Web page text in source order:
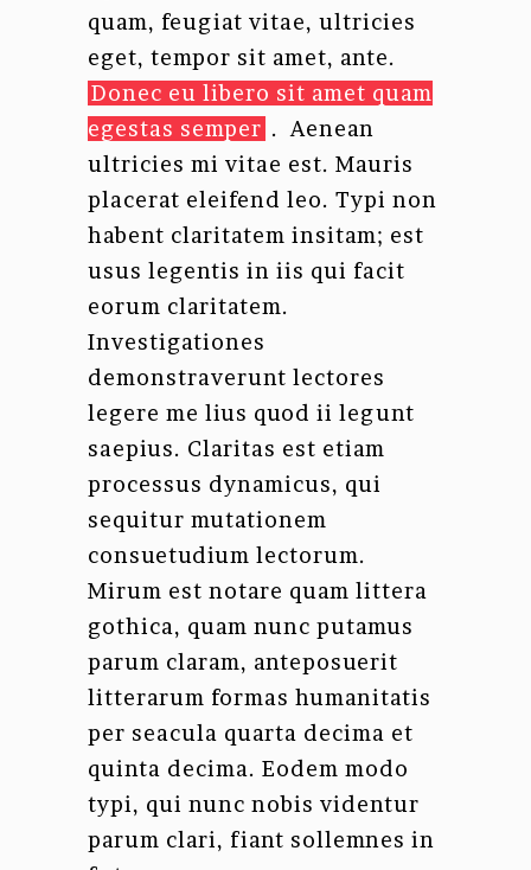
quam, feugiat vitae, ultricies
eget, tempor sit amet, ante.
Donec eu libero sit amet quam
egestas semper . Aenean
ultricies mi vitae est. Mauris
placerat eleifend leo. Typi non
habent claritatem insitam; est
usus legentis in iis qui facit
eorum claritatem.
Investigationes
demonstraverunt lectores
legere me lius quod ii legunt
saepius. Claritas est etiam
processus dynamicus, qui
sequitur mutationem
consuetudium lectorum.
Mirum est notare quam littera
gothica, quam nunc putamus
parum claram, anteposuerit
litterarum formas humanitatis
per seacula quarta decima et
quinta decima. Eodem modo
typi, qui nunc nobis videntur
parum clari, fiant sollemnes in